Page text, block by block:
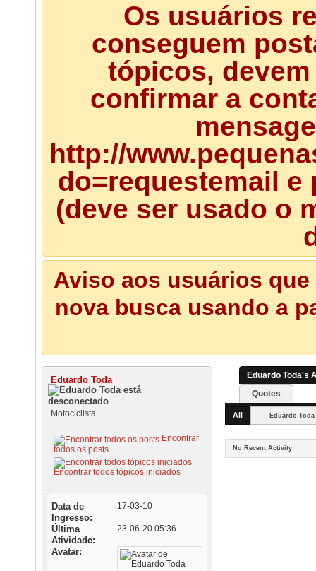
Os usuários
conseguem
tópicos,
confirmar a
http://
do=requestemail
(deve ser usado o
Aviso aos usuários
nova busca usando a
Eduardo Toda
Motociclista
Encontrar
todos os posts
Encontrar todos tópicos iniciados
Data de
Ingresso
17-03-10
Última
Atividade
23-06-20 05:36
Avatar
Eduardo Toda's
Quotes
All Eduardo Toda
No Recent Activity